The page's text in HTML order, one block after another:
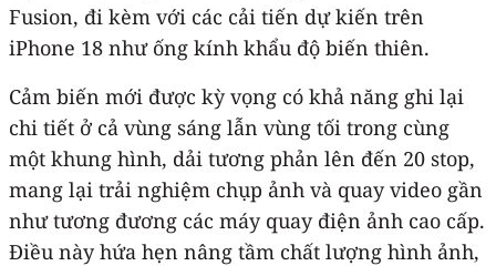
Fusion, đi kèm với các cải tiến dự kiến trên
‌iPhone‌ 18 như ống kính khẩu độ biến thiên.
Cảm biến mới được kỳ vọng có khả năng ghi lại
chi tiết ở cả vùng sáng lẫn vùng tối trong cùng
một khung hình, dải tương phản lên đến 20 stop,
mang lại trải nghiệm chụp ảnh và quay video gần
như tương đương các máy quay điện ảnh cao cấp.
Điều này hứa hẹn nâng tầm chất lượng hình ảnh,